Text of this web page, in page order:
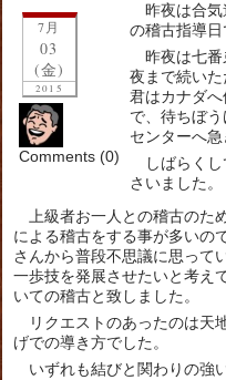
7月
03
(金)
2015
Comments (0)
昨夜は合
の稽古指導日
昨夜は七
夜まで続い
君はカナダ
で、待ちぼ
センターへ急
しばらく
さいました。
上級者お一人との稽古のた
による稽古をする事が多いの
さんから普段不思議に思って
一歩技を発展させたいと考え
いての稽古と致しました。
リクエストのあったのは天
げでの導き方でした。
いずれも結びと関わりの強